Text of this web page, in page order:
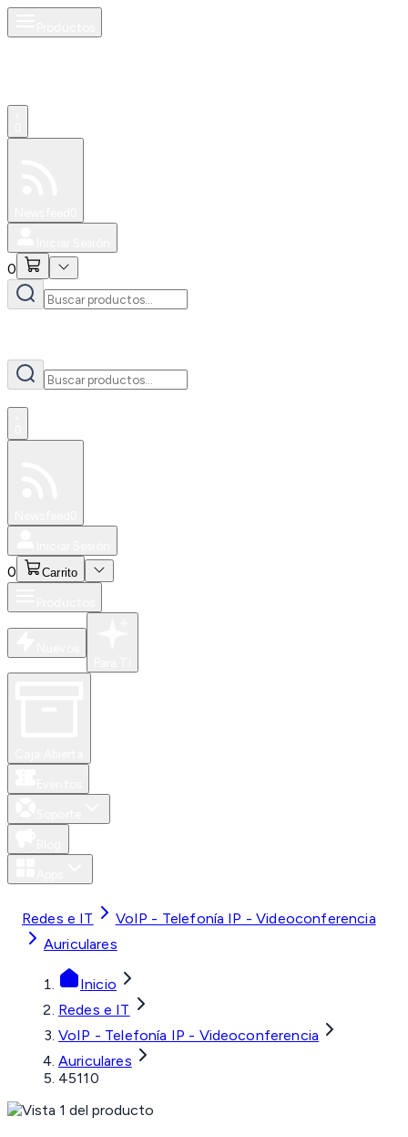
0
0 Carrito
Redes e IT
VoIP - Telefonía IP - Videoconferencia
Auriculares
Inicio
Redes e IT
VoIP - Telefonía IP - Videoconferencia
Auriculares
45110